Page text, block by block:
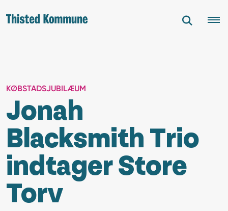
KØBSTADSJUBILÆUM
Jonah
Blacksmith Trio
indtager Store
Torv